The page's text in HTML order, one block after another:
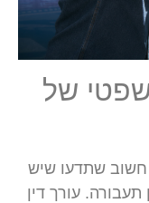
של
שתדעו שיש
עורך דין